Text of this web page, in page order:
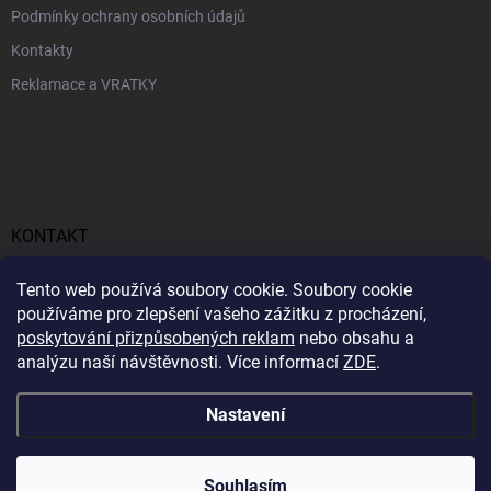
Tento web používá soubory cookie. Soubory cookie
používáme pro zlepšení vašeho zážitku z procházení,
poskytování přizpůsobených reklam nebo obsahu a
analýzu naší návštěvnosti. Více informací ZDE.
Nastavení
Souhlasím
Podmínky ochrany osobních údajů
Kontakty
Reklamace a VRATKY
KONTAKT
obchod@profitent.cz
+420770645768
https://www.facebook.com/profitent.sk/
Profitent.cz . Všechna práva vyhrazena.